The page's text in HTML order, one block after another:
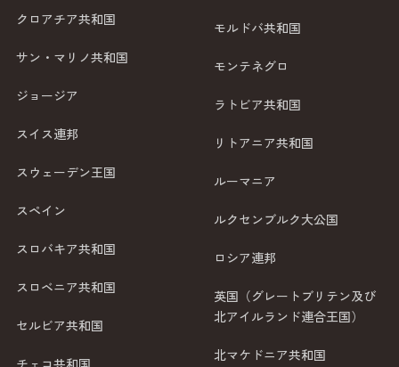
クロアチア共和国
サン・マリノ共和国
ジョージア
スイス連邦
スウェーデン王国
スペイン
スロバキア共和国
スロベニア共和国
セルビア共和国
モルドバ共和国
モンテネグロ
ラトビア共和国
リトアニア共和国
ルーマニア
ルクセンブルク大公国
ロシア連邦
英国（グレートブリテン及び
北アイルランド連合王国）
北マケドニア共和国